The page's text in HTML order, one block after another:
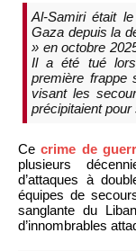
Al-Samiri était
Gaza depuis la
» en octobre
Il a été tué lors
première frappe
visant les
précipitaient
Cecrime de
plusieurs
d’attaques à
équipes de
sanglante du
d’innombrables